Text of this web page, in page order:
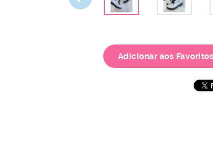
Adicionar aos Favoritos